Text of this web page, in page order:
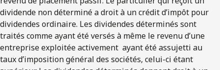
dividende non déterminé a droit à un crédit d’impôt pour
dividendes ordinaire. Les dividendes déterminés sont
traités comme ayant été versés à même le revenu d’une
entreprise exploitée activement ayant été assujetti au
taux d’imposition général des sociétés, celui-ci étant